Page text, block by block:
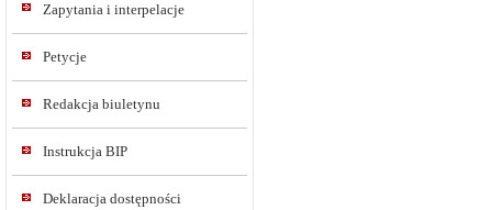
Zapytania i interpelacje
Petycje
Redakcja biuletynu
Instrukcja BIP
Deklaracja dostępności